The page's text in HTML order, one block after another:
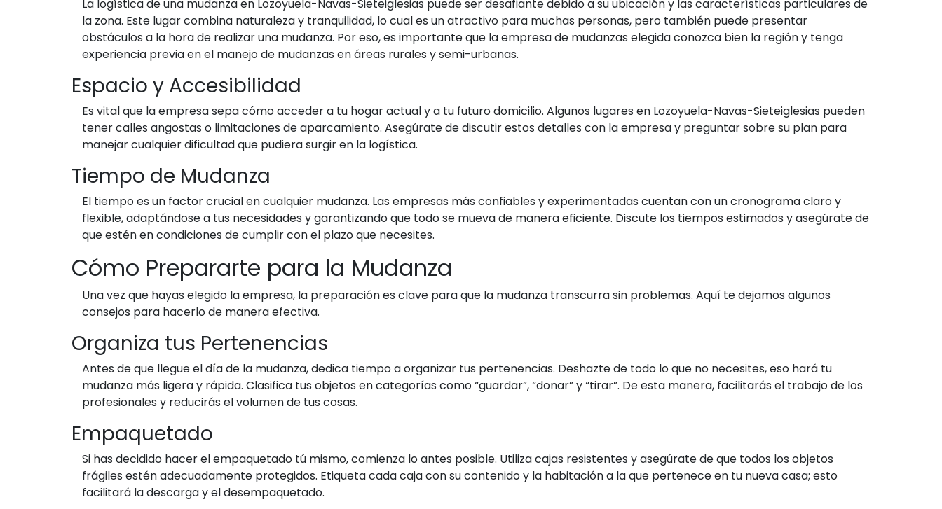
La logística de una mudanza en Lozoyuela-Navas-Sieteiglesias puede ser desafiante debido a su ubicación y las características particulares de
la zona. Este lugar combina naturaleza y tranquilidad, lo cual es un atractivo para muchas personas, pero también puede presentar
obstáculos a la hora de realizar una mudanza. Por eso, es importante que la empresa de mudanzas elegida conozca bien la región y tenga
experiencia previa en el manejo de mudanzas en áreas rurales y semi-urbanas.
Espacio y Accesibilidad
Es vital que la empresa sepa cómo acceder a tu hogar actual y a tu futuro domicilio. Algunos lugares en Lozoyuela-Navas-Sieteiglesias pueden
tener calles angostas o limitaciones de aparcamiento. Asegúrate de discutir estos detalles con la empresa y preguntar sobre su plan para
manejar cualquier dificultad que pudiera surgir en la logística.
Tiempo de Mudanza
El tiempo es un factor crucial en cualquier mudanza. Las empresas más confiables y experimentadas cuentan con un cronograma claro y
flexible, adaptándose a tus necesidades y garantizando que todo se mueva de manera eficiente. Discute los tiempos estimados y asegúrate de
que estén en condiciones de cumplir con el plazo que necesites.
Cómo Prepararte para la Mudanza
Una vez que hayas elegido la empresa, la preparación es clave para que la mudanza transcurra sin problemas. Aquí te dejamos algunos
consejos para hacerlo de manera efectiva.
Organiza tus Pertenencias
Antes de que llegue el día de la mudanza, dedica tiempo a organizar tus pertenencias. Deshazte de todo lo que no necesites, eso hará tu
mudanza más ligera y rápida. Clasifica tus objetos en categorías como “guardar”, “donar” y “tirar”. De esta manera, facilitarás el trabajo de los
profesionales y reducirás el volumen de tus cosas.
Empaquetado
Si has decidido hacer el empaquetado tú mismo, comienza lo antes posible. Utiliza cajas resistentes y asegúrate de que todos los objetos
frágiles estén adecuadamente protegidos. Etiqueta cada caja con su contenido y la habitación a la que pertenece en tu nueva casa; esto
facilitará la descarga y el desempaquetado.